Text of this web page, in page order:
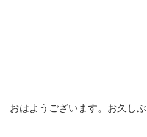
おはようございます。お久しぶ